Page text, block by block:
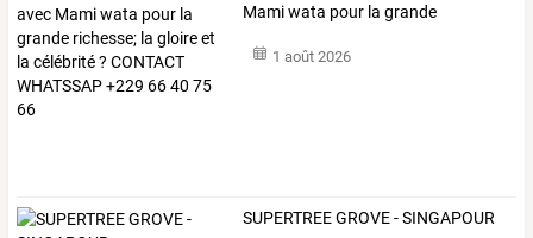
Mamiwata pour la grande
1 août 2026
SUPERTREE GROVE - SINGAPOUR